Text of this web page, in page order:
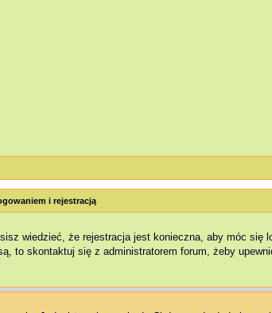
i rejestracją
wiedzieć, że rejestracja jest konieczna, aby móc się
to skontaktuj się z administratorem forum, żeby